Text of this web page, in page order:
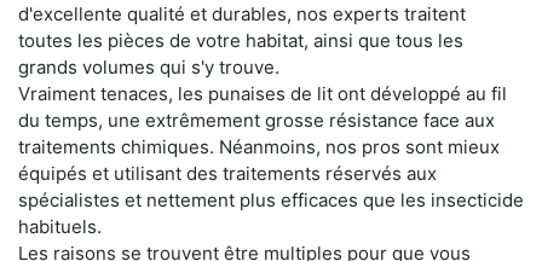
d'excellente qualité et durables, nos experts traitent
toutes les pièces de votre habitat, ainsi que tous les
grands volumes qui s'y trouve.
Vraiment tenaces, les punaises de lit ont développé au fil
du temps, une extrêmement grosse résistance face aux
traitements chimiques. Néanmoins, nos pros sont mieux
équipés et utilisant des traitements réservés aux
spécialistes et nettement plus efficaces que les insecticide
habituels.
Les raisons se trouvent être multiples pour que vous